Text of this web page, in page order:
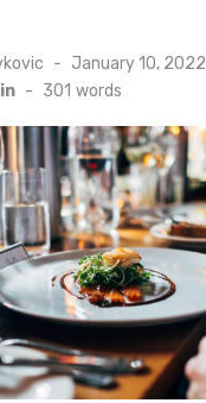
Posted
on
January 10, 2022
- 301 words